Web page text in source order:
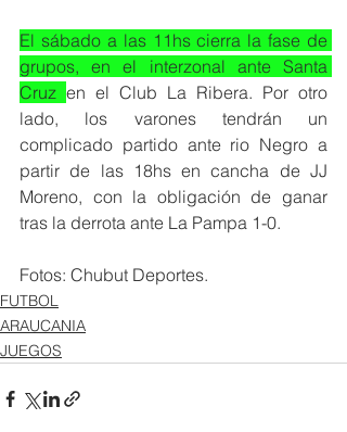
El sábado a las 11hs cierra la fase de
grupos, en el interzonal ante Santa
Cruz en el Club La Ribera. Por otro
lado, los varones tendrán un
complicado partido ante rio Negro a
partir de las 18hs en cancha de JJ
Moreno, con la obligación de ganar
tras la derrota ante La Pampa 1-0.
Fotos: Chubut Deportes.
FUTBOL
ARAUCANIA
JUEGOS